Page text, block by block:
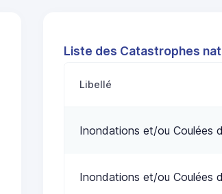
Liste des Catastrophes
Libellé
Inondations et/ou Coulées
Inondations et/ou Coulées